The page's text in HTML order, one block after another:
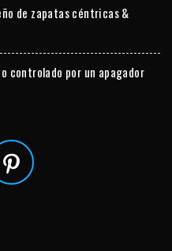
de zapatas céntricas &
controlado por un apagador